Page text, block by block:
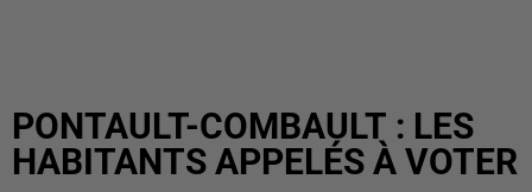
PONTAULT-COMBAULT : LES
HABITANTS APPELÉS À VOTER